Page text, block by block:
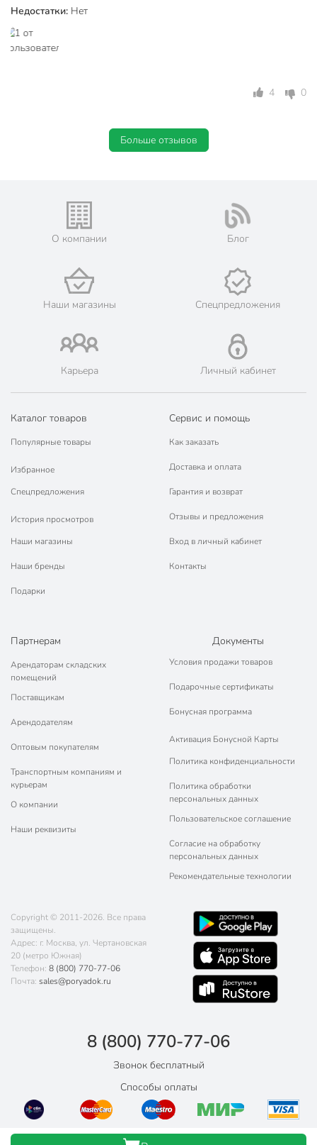
Назначение
универсальный
Вес в упаковке
475 г
Габариты упаковки
3 x 25 x 25 см
Недостатки: Нет
4 0
Больше отзывов
О компании Блог
Наши магазины Спецпредложения
Карьера Личный кабинет
Каталог товаров
Популярные товары
Избранное
Спецпредложения
История просмотров
Наши магазины
Наши бренды
Подарки
Сервис и помощь
Как заказать
Доставка и оплата
Гарантия и возврат
Отзывы и предложения
Вход в личный кабинет
Контакты
Партнерам
Арендаторам складских
помещений
Поставщикам
Арендодателям
Оптовым покупателям
Транспортным компаниям и
курьерам
О компании
Наши реквизиты
Документы
Условия продажи товаров
Подарочные сертификаты
Бонусная программа
Активация Бонусной Карты
Политика конфиденциальности
Политика обработки
персональных данных
Пользовательское соглашение
Согласие на обработку
персональных данных
Рекомендательные технологии
Copyright © 2011-2026. Все права
защищены.
Адрес: г. Москва, ул. Чертановская
20 (метро Южная)
Телефон: 8 (800) 770-77-06
Почта: sales@poryadok.ru
8 (800) 770-77-06
Звонок бесплатный
Способы оплаты